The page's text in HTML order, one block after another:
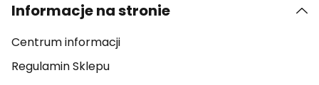
Informacje na stronie
Centrum informacji
Regulamin Sklepu